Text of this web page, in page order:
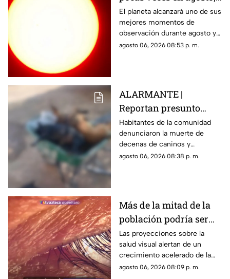
a esta hora podrás
verlo durante este mes
El planeta alcanzará uno de sus
mejores momentos de
observación durante agosto y
podrá distinguirse sin
agosto 06, 2026 08:53 p. m.
ALARMANTE |
Reportan presunto
env3nen4miento de al
menos 23 perros en
esta zona de Querétaro:
IMAGENES SENSIBLES
Habitantes de la comunidad
denunciaron la muerte de
decenas de caninos y
solicitaron que se esclarezcan
agosto 06, 2026 08:38 p. m.
Más de la mitad de la
población podría ser
miope en 2050;
especialistas advierten
las causas
Las proyecciones sobre la
salud visual alertan de un
crecimiento acelerado de la
miopía y señalan que pasar
agosto 06, 2026 08:09 p. m.